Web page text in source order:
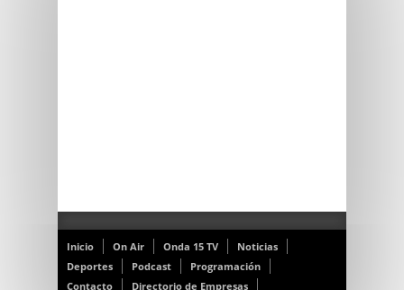
Inicio On Air Onda 15 TV
Noticias
Deportes
Podcast
Programación
Contacto
Directorio de Empresas